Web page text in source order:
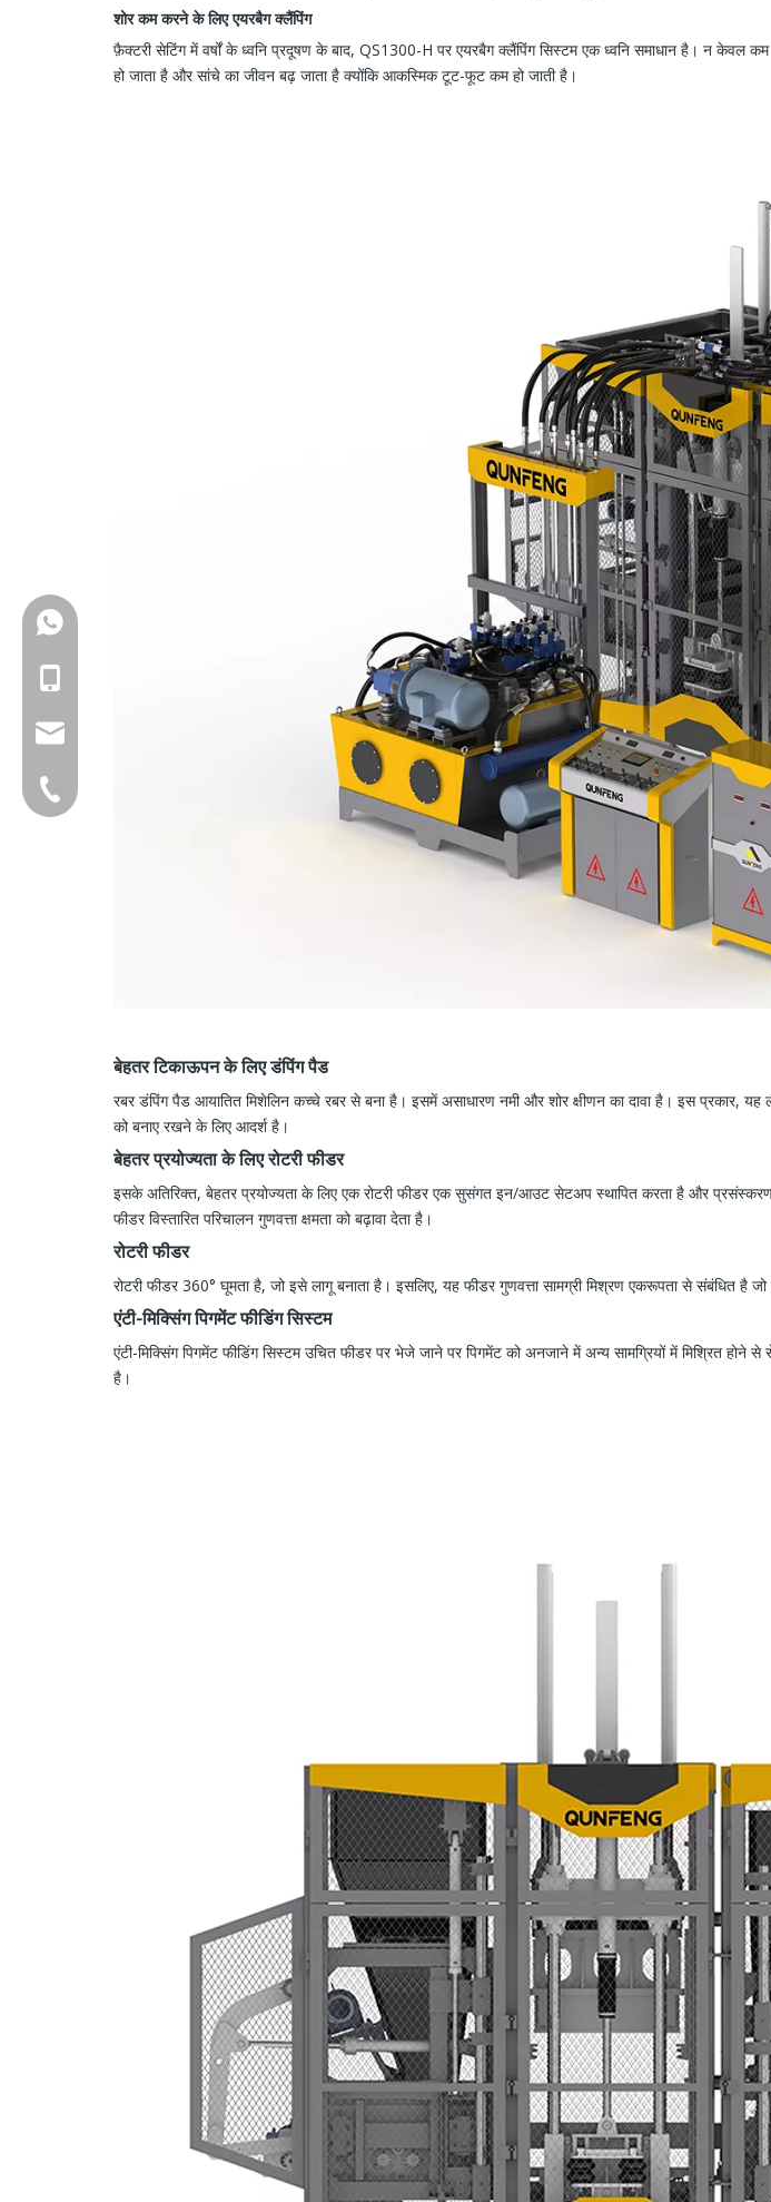
शोर कम करने के लिए एयरबैग क्लैंपिंग
फ़ैक्टरी सेटिंग में वर्षों के ध्वनि प्रदूषण के बाद, QS1300-H पर एयरबैग क्लैंपिंग सिस्टम एक ध्वनि समाधान है। न केवल
हो जाता है और सांचे का जीवन बढ़ जाता है क्योंकि आकस्मिक टूट-फूट कम हो जाती है।
बेहतर टिकाऊपन के लिए डंपिंग पैड
रबर डंपिंग पैड आयातित मिशेलिन कच्चे रबर से बना है। इसमें असाधारण नमी और शोर क्षीणन का दावा है। इस प्रकार,
को बनाए रखने के लिए आदर्श है।
बेहतर प्रयोज्यता के लिए रोटरी फीडर
इसके अतिरिक्त, बेहतर प्रयोज्यता के लिए एक रोटरी फीडर एक सुसंगत इन/आउट सेटअप स्थापित करता है और
फीडर विस्तारित परिचालन गुणवत्ता क्षमता को बढ़ावा देता है।
रोटरी फीडर
रोटरी फीडर 360° घूमता है, जो इसे लागू बनाता है। इसलिए, यह फीडर गुणवत्ता सामग्री मिश्रण एकरूपता से संबंधित
एंटी-मिक्सिंग पिगमेंट फीडिंग सिस्टम
एंटी-मिक्सिंग पिगमेंट फीडिंग सिस्टम उचित फीडर पर भेजे जाने पर पिगमेंट को अनजाने में अन्य सामग्रियों में मिश्रित
है।